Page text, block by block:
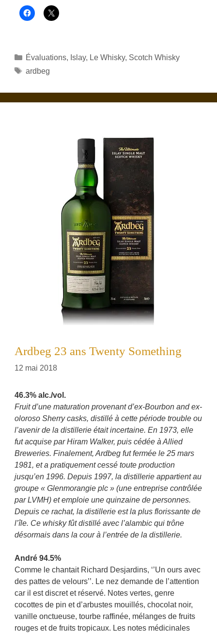
Catégories
Évaluations, Islay, Le Whisky, Scotch Whisky
Étiquettes
ardbeg
Ardbeg 23 ans Twenty Something
12 mai 2018
46.3% alc./vol.
Fruit d’une maturation provenant d’ex-Bourbon and ex-
oloroso Sherry casks, distillé à cette période trouble ou
l’avenir de la distillerie était incertaine. En 1973, elle
fut acquise par Hiram Walker, puis cédée à Allied
Breweries. Finalement, Ardbeg fut fermée le 25 mars
1981, et a pratiquement cessé toute production
jusqu’en 1996. Depuis 1997, la distillerie appartient au
groupe « Glenmorangie plc » (une entreprise contrôlée
par LVMH) et emploie une quinzaine de personnes.
Depuis ce rachat, la distillerie est la plus florissante de
l’île. Ce whisky fût distillé avec l’alambic qui trône
désormais dans la cour à l’entrée de la distillerie.
André 94.5%
Comme le chantait Richard Desjardins, ‘’Un ours avec
des pattes de velours’’. Le nez demande de l’attention
car il est discret et réservé. Notes vertes, genre
cocottes de pin et d’arbustes mouillés, chocolat noir,
vanille onctueuse, tourbe raffinée, mélanges de fruits
rouges et de fruits tropicaux. Les notes médicinales